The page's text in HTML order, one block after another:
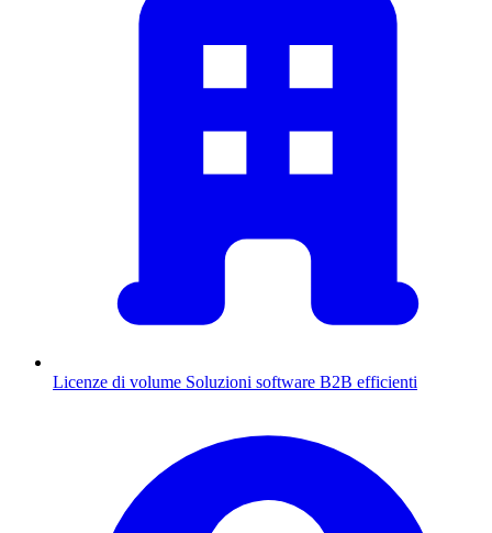
Licenze di volume Soluzioni software B2B efficienti